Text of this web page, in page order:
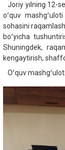
Joriy yilning 12-
oʻquv
sohasini
boʻyicha
Shuningdek,
kengaytirish,
Oʻquv